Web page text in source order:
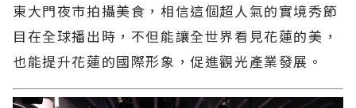
東大門夜市拍攝美食，相信這個超人氣的實境秀節
目在全球播出時，不但能讓全世界看見花蓮的美，
也能提升花蓮的國際形象，促進觀光產業發展。